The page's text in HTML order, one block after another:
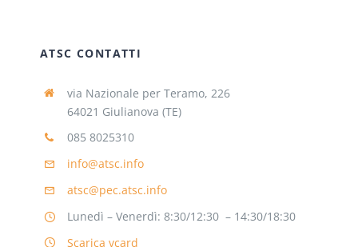
ATSC CONTATTI
via Nazionale per Teramo, 226
64021 Giulianova (TE)
085 8025310
info@atsc.info
atsc@pec.atsc.info
Lunedì – Venerdì: 8:30/12:30 – 14:30/18:30
Scarica vcard